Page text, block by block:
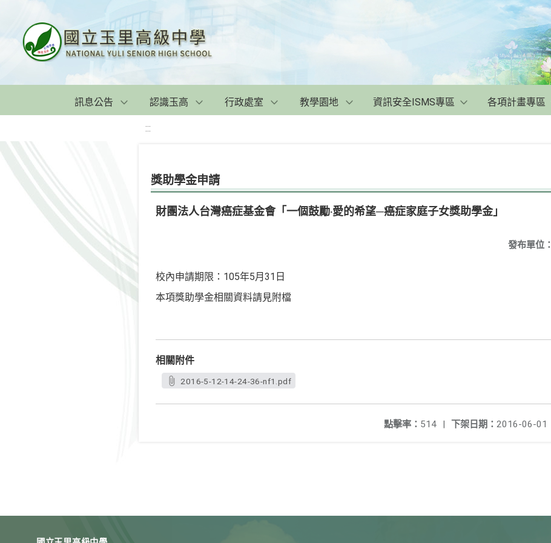
訊息公告 認識玉高 行政處室 教學園地 資訊安全ISMS專區 各項計畫專區
:::
獎助學金申請
財團法人台灣癌症基金會「一個鼓勵‧愛的希望─癌症家庭子女獎助學金」
發布單位：
校內申請期限：105年5月31日
本項獎助學金相關資料請見附檔
相關附件
2016-5-12-14-24-36-nf1.pdf
下架日期： 2016-06-01
點擊率： 514 |